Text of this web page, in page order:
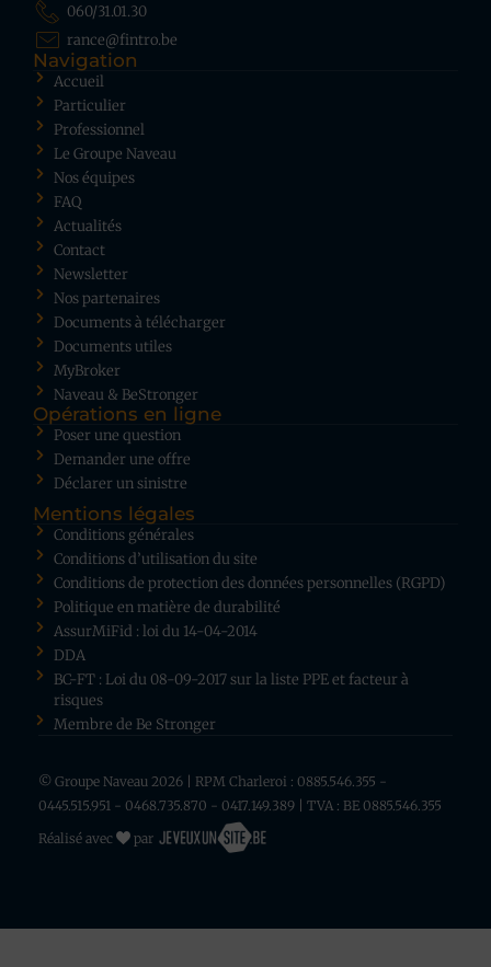
060/31.01.30
rance@fintro.be
Navigation
Accueil
Particulier
Professionnel
Le Groupe Naveau
Nos équipes
FAQ
Actualités
Contact
Newsletter
Nos partenaires
Documents à télécharger
Documents utiles
MyBroker
Naveau & BeStronger
Opérations en ligne
Poser une question
Demander une offre
Déclarer un sinistre
Mentions légales
Conditions générales
Conditions d’utilisation du site
Conditions de protection des données personnelles (RGPD)
Politique en matière de durabilité
AssurMiFid : loi du 14-04-2014
DDA
BC-FT : Loi du 08-09-2017 sur la liste PPE et facteur à
risques
Membre de Be Stronger
© Groupe Naveau 2026 | RPM Charleroi : 0885.546.355 -
0445.515.951 - 0468.735.870 - 0417.149.389 | TVA : BE 0885.546.355
Réalisé avec par